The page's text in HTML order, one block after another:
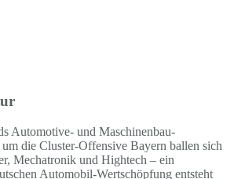
Automotive- und Maschinenbau-
die Cluster-Offensive Bayern ballen sich
Mechatronik und Hightech – ein
Automobil-Wertschöpfung entsteht